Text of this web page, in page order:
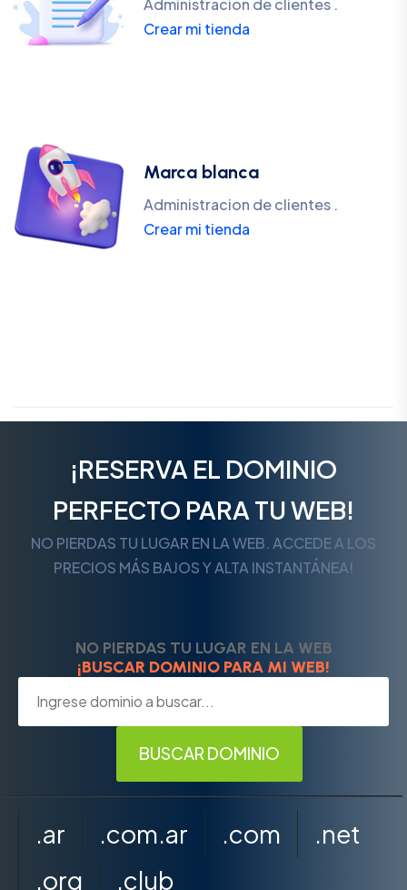
Administracion de clientes .
Crear mi tienda
Marca blanca
Administracion de clientes .
Crear mi tienda
¡RESERVA EL DOMINIO
PERFECTO PARA TU WEB!
NO PIERDAS TU LUGAR EN LA WEB. ACCEDE A LOS
PRECIOS MÁS BAJOS Y ALTA INSTANTÁNEA!
NO PIERDAS TU LUGAR EN LA WEB
¡BUSCAR DOMINIO PARA MI WEB!
.ar .com.ar .com
.net
.org
.club